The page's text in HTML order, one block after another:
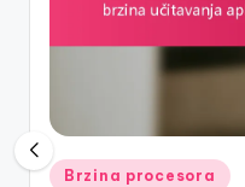
Posted
Brzina procesora